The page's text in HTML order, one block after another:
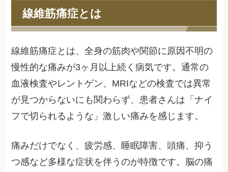
線維筋痛症とは
線維筋痛症とは、全身の筋肉や関節に原因不明の
慢性的な痛みが3ヶ月以上続く病気です。通常の
血液検査やレントゲン、MRIなどの検査では異常
が見つからないにも関わらず、患者さんは「ナイ
フで切られるような」激しい痛みを感じます。
痛みだけでなく、疲労感、睡眠障害、頭痛、抑う
つ感など多様な症状を伴うのが特徴です。脳の痛